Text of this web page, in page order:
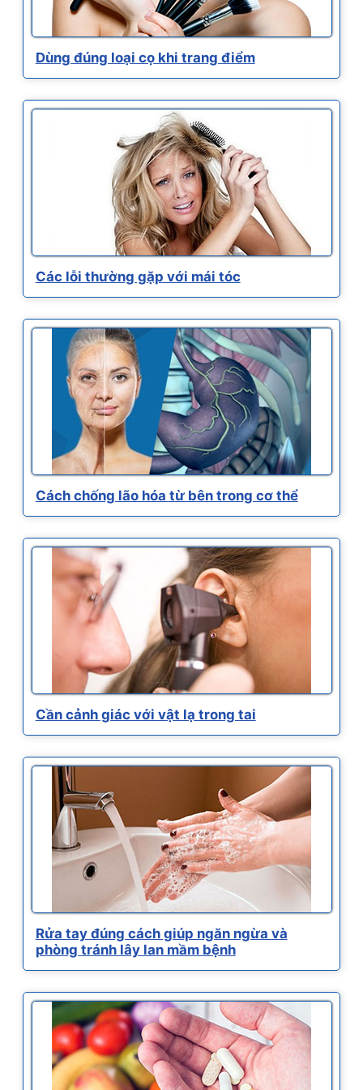
Dùng đúng loại cọ khi trang điểm
Các lỗi thường gặp với mái tóc
Cách chống lão hóa từ bên trong cơ thể
Cần cảnh giác với vật lạ trong tai
Rửa tay đúng cách giúp ngăn ngừa và
phòng tránh lây lan mầm bệnh